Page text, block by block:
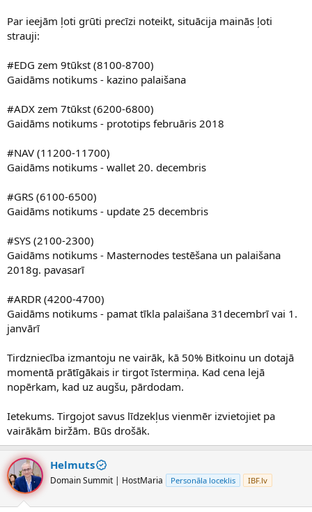
Par ieejām ļoti grūti precīzi noteikt, situācija mainās ļoti
strauji:
#EDG zem 9tūkst (8100-8700)
Gaidāms notikums - kazino palaišana
#ADX zem 7tūkst (6200-6800)
Gaidāms notikums - prototips februāris 2018
#NAV (11200-11700)
Gaidāms notikums - wallet 20. decembris
#GRS (6100-6500)
Gaidāms notikums - update 25 decembris
#SYS (2100-2300)
Gaidāms notikums - Masternodes testēšana un palaišana
2018g. pavasarī
#ARDR (4200-4700)
Gaidāms notikums - pamat tīkla palaišana 31decembrī vai 1.
janvārī
Tirdzniecība izmantoju ne vairāk, kā 50% Bitkoinu un dotajā
momentā prātīgākais ir tirgot īstermiņa. Kad cena lejā
nopērkam, kad uz augšu, pārdodam.
Ietekums. Tirgojot savus līdzekļus vienmēr izvietojiet pa
vairākām biržām. Būs drošāk.
Helmuts
Domain Summit | HostMaria Personāla loceklis IBF.lv